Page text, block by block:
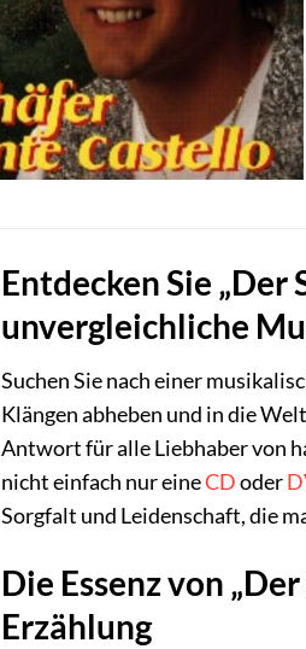
Entdecken Sie
unvergleichliche
Suchen Sie nach einer
Klängen abheben und in die
Antwort für alle Liebhaber von
nicht einfach nur eineCDoder
Sorgfalt und Leidenschaft, die
Die Essenz von
Erzählung